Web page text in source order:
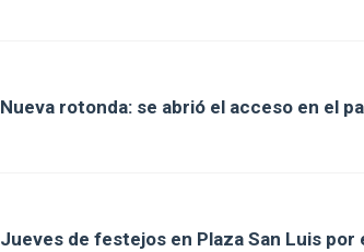
Nueva rotonda: se abrió el acceso en el
Jueves de festejos en Plaza San Luis por